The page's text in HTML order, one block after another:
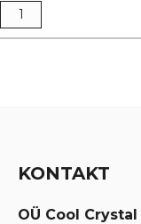
KONTAKT
OÜ Cool Crystal